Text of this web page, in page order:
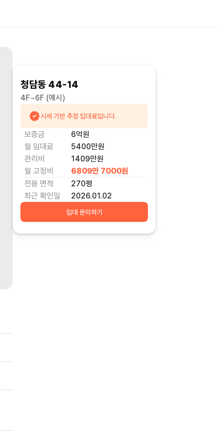
청담동 44-14
4F~6F (예시)
시세 기반 추정 임대료입니다.
보증금 6억원
월 임대료
5400만원
관리비
1409만원
월 고정비
6809만 7000원
전용 면적
270평
최근 확인일
2026.01.02
임대 문의하기